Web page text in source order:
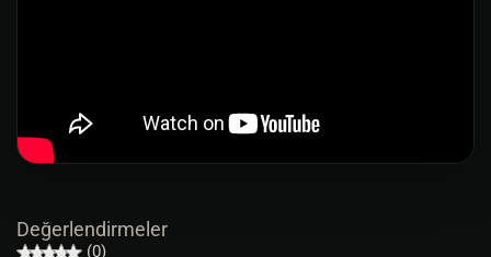
Değerlendirmeler
(0)